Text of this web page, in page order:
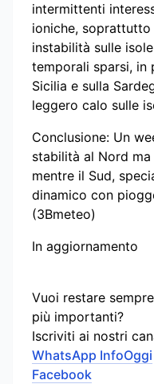
intermittenti
ioniche,
instabilità sulle
temporali sparsi, in
Sicilia e sulla
leggero calo sulle
Conclusione: Un
stabilità al Nord
mentre il Sud,
dinamico con
(3Bmeteo)
In aggiornamento
Vuoi restare
più importanti?
Iscriviti ai nostri
WhatsApp InfoOggi
Facebook